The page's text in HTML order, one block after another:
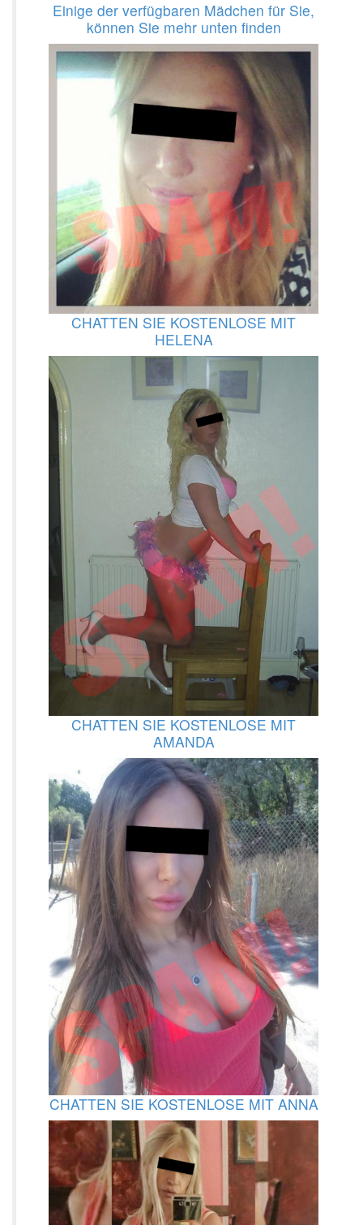
Einige der verfügbaren Mädchen für Sie,
können Sie mehr unten finden
CHATTEN SIE KOSTENLOSE MIT
HELENA
CHATTEN SIE KOSTENLOSE MIT
AMANDA
CHATTEN SIE KOSTENLOSE MIT ANNA